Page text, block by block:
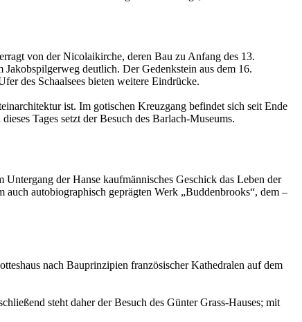
von der Nicolaikirche, deren Bau zu Anfang des 13.
deutlich. Der Gedenkstein aus dem 16.
des Schaalsees bieten weitere Eindrücke.
ist. Im gotischen Kreuzgang befindet sich seit Ende
Tages setzt der Besuch des Barlach-Museums.
der Hanse kaufmännisches Geschick das Leben der
autobiographisch geprägten Werk „Buddenbrooks“, dem –
nach Bauprinzipien französischer Kathedralen auf dem
steht daher der Besuch des Günter Grass-Hauses; mit